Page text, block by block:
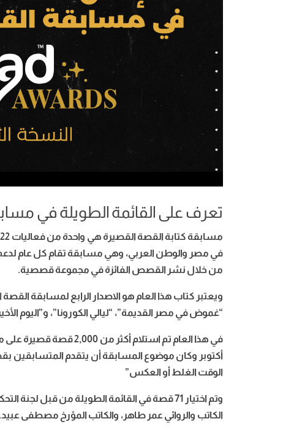
تعرف على القائمة الطويلة في
في مصر والوطن العربي، وهي مسابقة تقام كل عام لدعم
من خلال نشر القصص الفائزة في مجموعة قصصية.
“غموض في مصر القديمة”، “ليالي الكورونا”، و”اليوم
أكتوبر وكان موضوع المسابقة أن يتقدم
الوقت الغلط أو العكس”
وتم اختيار 71 قصة في القائمة الطويلة من قبل
الكاتب والروائي عمر طاهر، والكاتب المؤرخ مصطفى عبيد.